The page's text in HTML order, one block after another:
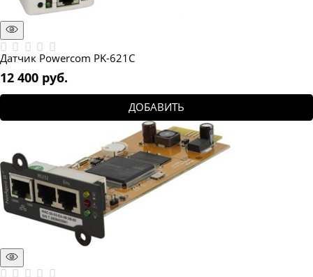
Датчик Powercom PK-621C
12 400 руб.
ДОБАВИТЬ